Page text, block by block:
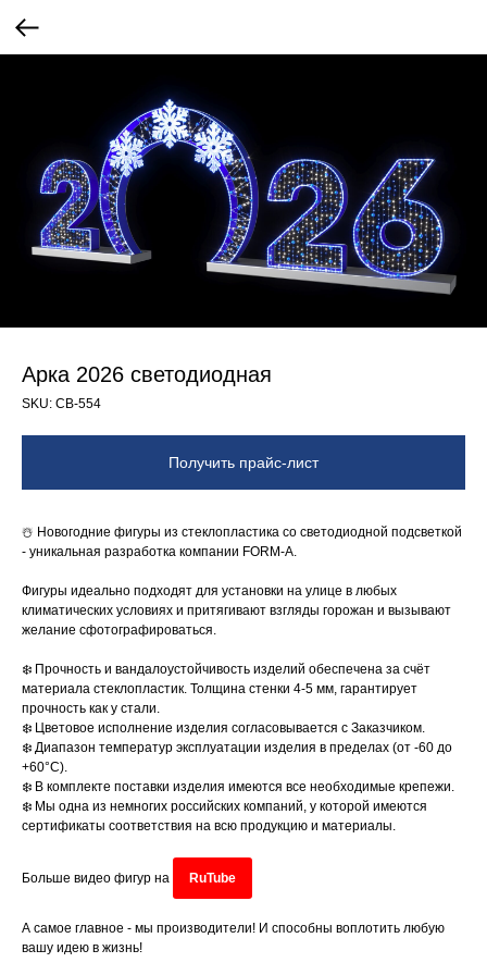
Арка 2026 светодиодная
SKU: СВ-554
Получить прайс-лист
☃️ Новогодние фигуры из стеклопластика со светодиодной подсветкой
- уникальная разработка компании FORM-A.
Фигуры идеально подходят для установки на улице в любых
климатических условиях и притягивают взгляды горожан и вызывают
желание сфотографироваться.
❄️ Прочность и вандалоустойчивость изделий обеспечена за счёт
материала стеклопластик. Толщина стенки 4-5 мм, гарантирует
прочность как у стали.
❄️ Цветовое исполнение изделия согласовывается с Заказчиком.
❄️ Диапазон температур эксплуатации изделия в пределах (от -60 до
+60°C).
❄️ В комплекте поставки изделия имеются все необходимые крепежи.
❄️ Мы одна из немногих российских компаний, у которой имеются
сертификаты соответствия на всю продукцию и материалы.
Больше видео фигур на RuTube
А самое главное - мы производители! И способны воплотить любую
вашу идею в жизнь!